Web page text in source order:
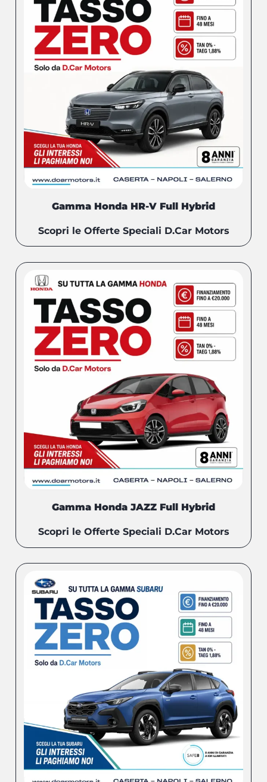
Gamma Honda HR-V Full Hybrid
Scopri le Offerte Speciali D.Car Motors
Gamma Honda JAZZ Full Hybrid
Scopri le Offerte Speciali D.Car Motors